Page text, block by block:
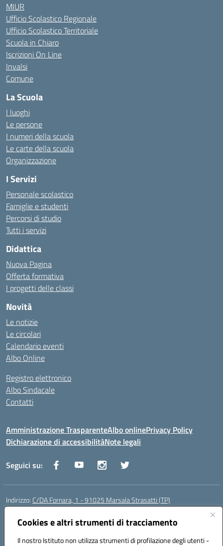
Cookies e altri strumenti di tracciamento
Il nostro Istituto non utilizza strumenti di profilazione degli utenti -
MIUR
Ufficio Scolastico Regionale
Ufficio Scolastico Territoriale
Scuola in Chiaro
Iscrizioni On Line
Invalsi
Comune
La Scuola
I luoghi
Le persone
I numeri della scuola
Le carte della scuola
Organizzazione
I Servizi
Personale scolastico
Famiglie e studenti
Percorsi di studio
Tutti i servizi
Didattica
Nuova Pagina
Offerta formativa
I progetti delle classi
Novità
Le notizie
Le circolari
Calendario eventi
Albo Online
Registro elettronico
Albo Sindacale
Contatti
Amministrazione TrasparenteAlbo onlinePrivacy Policy
Dichiarazione di accessibilitàNote legali
Seguici su:
Indirizzo: C/DA Fornara, 1 - 91025 Marsala Strasatti (TP)
Centralino:
Posta elettronica certificata (PEC):tpic81600v@pec.istruzione.it
Codice fiscale: 82006360810